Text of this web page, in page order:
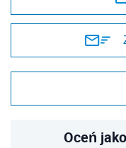
Oceń